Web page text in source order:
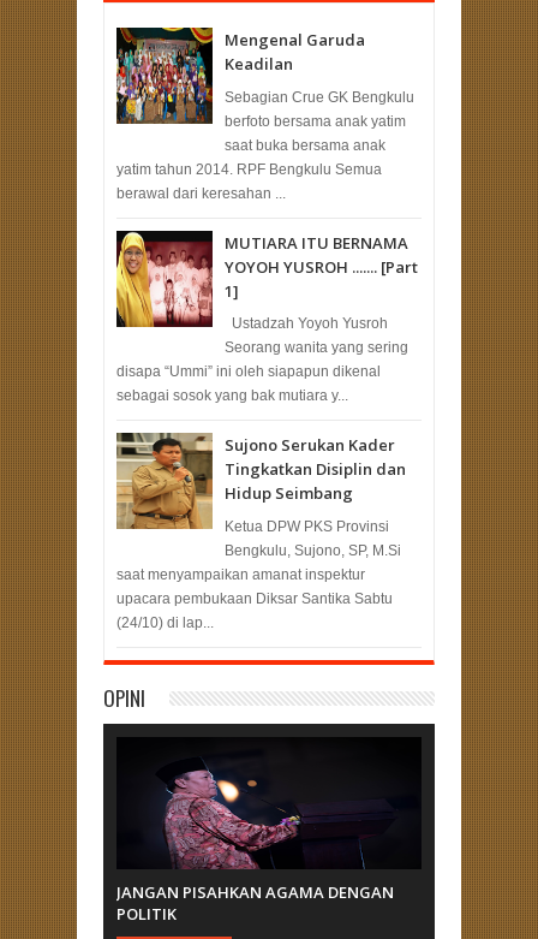
Mengenal Garuda
Keadilan
Sebagian Crue GK Bengkulu
berfoto bersama anak yatim
saat buka bersama anak
yatim tahun 2014. RPF Bengkulu Semua
berawal dari keresahan ...
MUTIARA ITU BERNAMA
YOYOH YUSROH ....... [Part
1]
Ustadzah Yoyoh Yusroh
Seorang wanita yang sering
disapa “Ummi” ini oleh siapapun dikenal
sebagai sosok yang bak mutiara y...
Sujono Serukan Kader
Tingkatkan Disiplin dan
Hidup Seimbang
Ketua DPW PKS Provinsi
Bengkulu, Sujono, SP, M.Si
saat menyampaikan amanat inspektur
upacara pembukaan Diksar Santika Sabtu
(24/10) di lap...
OPINI
JANGAN PISAHKAN AGAMA DENGAN
POLITIK